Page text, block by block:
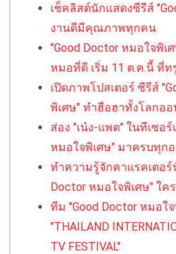
เช็คลิสต์นักแสดงซีรีส์
งานดีมีคุณภาพทุกคน
"Good Doctor หมอใจพิ
หมอที่ดี เริ่ม 11 ต.ค.นี้ ที่ท
เปิดภาพโปสเตอร์ ซีรีส์
พิเศษ" ทำฮือฮาทั้งโลกอ
ส่อง "เน๋ง-แพต" ในทีเซอ
หมอใจพิเศษ" มาครบทุก
ทำความรู้จักคาแรคเตอร์
Doctor หมอใจพิเศษ" ใค
ทีม "Good Doctor หมอใ
"THAILAND
TV FESTIVAL"